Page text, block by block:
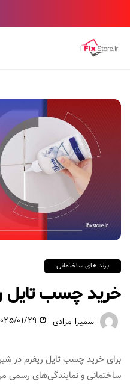
برند های ساختمانی
خرید چسب تایل
سمیرا مرادی 01/29
برای خرید چسب تایل ریفرم در
ساختمانی و نمایندگی‌های رسمی